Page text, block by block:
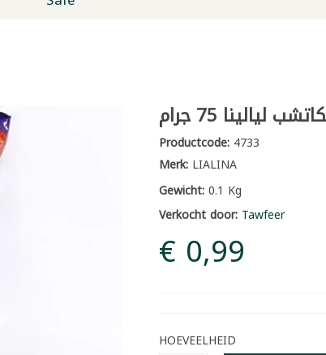
75 جرام
Productcode:4733
Merk:LIALINA
Gewicht:0.1 Kg
Verkocht door: Tawfeer
€ 0,99
HOEVEELHEID